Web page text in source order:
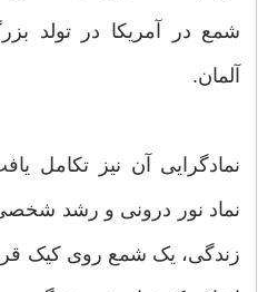
شمع در آمریکا در تولد
آلمان.
نمادگرایی آن نیز تکامل
نماد نور درونی و رشد
زندگی، یک شمع روی کیک